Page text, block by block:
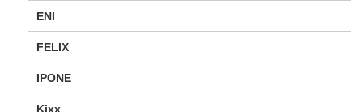
ENI
FELIX
IPONE
Kixx